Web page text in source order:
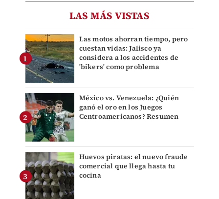
LAS MÁS VISTAS
Las motos ahorran tiempo, pero
cuestan vidas: Jalisco ya
considera a los accidentes de
'bikers' como problema
México vs. Venezuela: ¿Quién
ganó el oro en los Juegos
Centroamericanos? Resumen
Huevos piratas: el nuevo fraude
comercial que llega hasta tu
cocina